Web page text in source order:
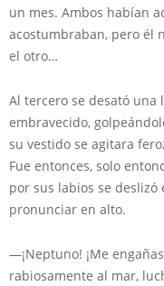
un mes. Ambos habían
acostumbraban, pero él
el otro…
Al tercero se desató
embravecido,
su vestido se agitara
Fue entonces, solo
por sus labios se
pronunciar en alto.
—¡Neptuno! ¡Me
rabiosamente al mar,